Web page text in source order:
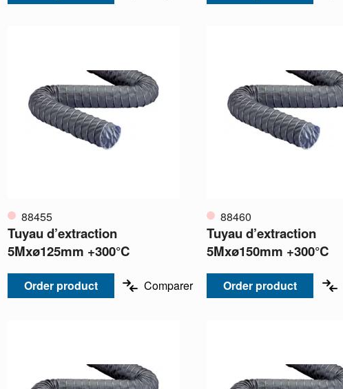
88455
Tuyau d’extraction
5Mxø125mm +300°C
Order product Comparer
88460
Tuyau d’extraction
5Mxø150mm +300°C
Order product